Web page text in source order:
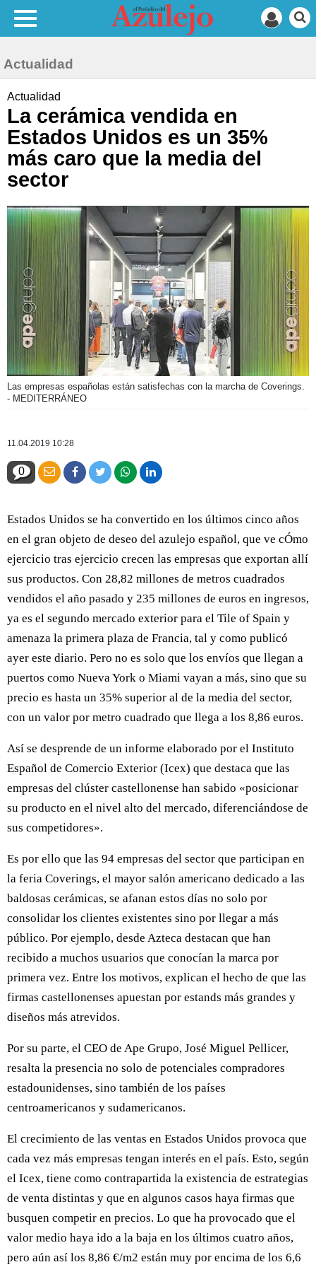
Actualidad
Actualidad
La cerámica vendida en
Estados Unidos es un 35%
más caro que la media del
sector
Las empresas españolas están satisfechas con la marcha de Coverings.
- MEDITERRÁNEO
11.04.2019 10:28
0
Estados Unidos se ha convertido en los últimos cinco años
en el gran objeto de deseo del azulejo español, que ve cÓmo
ejercicio tras ejercicio crecen las empresas que exportan allí
sus productos. Con 28,82 millones de metros cuadrados
vendidos el año pasado y 235 millones de euros en ingresos,
ya es el segundo mercado exterior para el Tile of Spain y
amenaza la primera plaza de Francia, tal y como publicó
ayer este diario. Pero no es solo que los envíos que llegan a
puertos como Nueva York o Miami vayan a más, sino que su
precio es hasta un 35% superior al de la media del sector,
con un valor por metro cuadrado que llega a los 8,86 euros.
Así se desprende de un informe elaborado por el Instituto
Español de Comercio Exterior (Icex) que destaca que las
empresas del clúster castellonense han sabido «posicionar
su producto en el nivel alto del mercado, diferenciándose de
sus competidores».
Es por ello que las 94 empresas del sector que participan en
la feria Coverings, el mayor salón americano dedicado a las
baldosas cerámicas, se afanan estos días no solo por
consolidar los clientes existentes sino por llegar a más
público. Por ejemplo, desde Azteca destacan que han
recibido a muchos usuarios que conocían la marca por
primera vez. Entre los motivos, explican el hecho de que las
firmas castellonenses apuestan por estands más grandes y
diseños más atrevidos.
Por su parte, el CEO de Ape Grupo, José Miguel Pellicer,
resalta la presencia no solo de potenciales compradores
estadounidenses, sino también de los países
centroamericanos y sudamericanos.
El crecimiento de las ventas en Estados Unidos provoca que
cada vez más empresas tengan interés en el país. Esto, según
el Icex, tiene como contrapartida la existencia de estrategias
de venta distintas y que en algunos casos haya firmas que
busquen competir en precios. Lo que ha provocado que el
valor medio haya ido a la baja en los últimos cuatro años,
pero aún así los 8,86 €/m2 están muy por encima de los 6,6